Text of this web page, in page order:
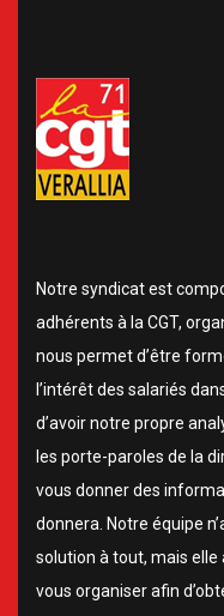
Notre syndicat est
adhérents à la CGT,
nous permet d’être
l’intérêt des salariés
d’avoir notre propre
les porte-paroles de la
vous donner des
donnera. Notre équipe
solution à tout, mais
vous organiser afin